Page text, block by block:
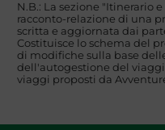
N.B.: La sezione "Itinerario
racconto-relazione di una
scritta e aggiornata dai
Costituisce lo schema del
di modifiche sulla base
dell'autogestione del
viaggi proposti da